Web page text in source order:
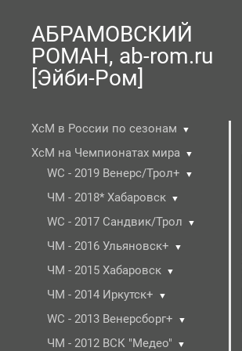
АБРАМОВСКИЙ
РОМАН, ab-rom.ru
[Эйби-Ром]
ХсМ в России по сезонам ▼
ХсМ на Чемпионатах мира ▼
WC - 2019 Венерс/Трол+ ▼
ЧМ - 2018* Хабаровск ▼
WC - 2017 Сандвик/Трол ▼
ЧМ - 2016 Ульяновск+ ▼
ЧМ - 2015 Хабаровск ▼
ЧМ - 2014 Иркутск+ ▼
WC - 2013 Венерсборг+ ▼
ЧМ - 2012 ВСК "Медео" ▼